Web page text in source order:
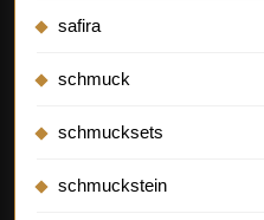
safira
schmuck
schmucksets
schmuckstein